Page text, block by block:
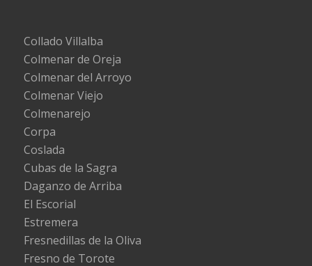
Collado Villalba
Colmenar de Oreja
Colmenar del Arroyo
Colmenar Viejo
Colmenarejo
Corpa
Coslada
Cubas de la Sagra
Daganzo de Arriba
El Escorial
Estremera
Fresnedillas de la Oliva
Fresno de Torote